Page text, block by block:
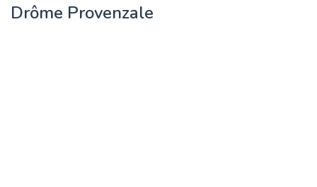
Drôme Provenzale